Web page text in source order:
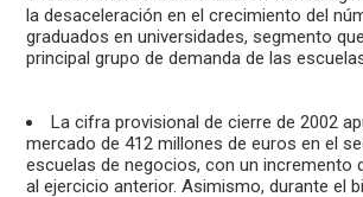
la desaceleración en el crecimiento del
graduados en universidades, segmento
principal grupo de demanda de las
La cifra provisional de cierre de 2002
mercado de 412 millones de euros en el
escuelas de negocios, con un incremento
al ejercicio anterior. Asimismo, durante el